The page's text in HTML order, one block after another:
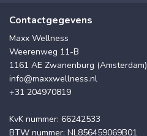
Contactgegevens
Maxx Wellness
Weerenweg 11-B
1161 AE Zwanenburg (Amsterdam)
info@maxxwellness.nl
+31 204970819
KvK nummer: 66242533
BTW nummer: NL856459069B01